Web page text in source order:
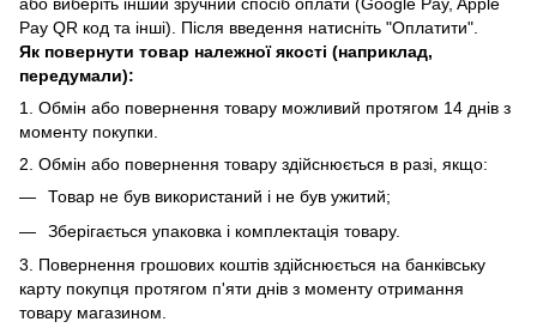
або виберіть інший зручний спосіб оплати (Google Pay, Apple
Pay QR код та інші). Після введення натисніть "Оплатити".
Як повернути товар належної якості (наприклад,
передумали):
1. Обмін або повернення товару можливий протягом 14 днів з
моменту покупки.
2. Обмiн або повернення товару здійснюється в разі, якщо:
Товар не був використаний і не був ужитий;
Зберiгається упаковка і комплектація товару.
3. Повернення грошових коштів здійснюється на банківську
карту покупця протягом п'яти днів з моменту отримання
товару магазином.